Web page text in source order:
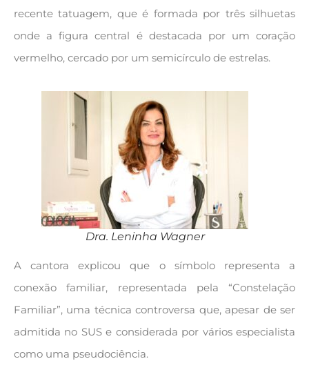
recente tatuagem, que é formada por três silhuetas
onde a figura central é destacada por um coração
vermelho, cercado por um semicírculo de estrelas.
Dra. Leninha Wagner
A cantora explicou que o símbolo representa a
conexão familiar, representada pela “Constelação
Familiar”, uma técnica controversa que, apesar de ser
admitida no SUS e considerada por vários especialista
como uma pseudociência.